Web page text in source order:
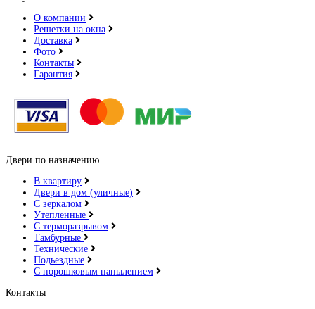
О компании
Решетки на окна
Доставка
Фото
Контакты
Гарантия
Двери по назначению
В квартиру
Двери в дом (уличные)
С зеркалом
Утепленные
С терморазрывом
Тамбурные
Технические
Подьездные
С порошковым напылением
Контакты